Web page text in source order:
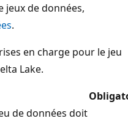
de données,
.
en charge pour le jeu
Lake.
de données doit